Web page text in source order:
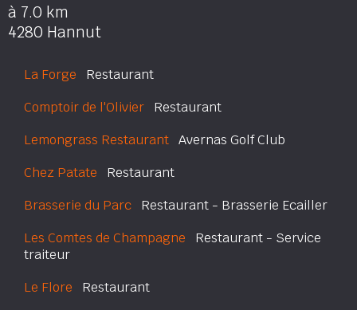
à 7.0 km
4280 Hannut
La Forge Restaurant
Comptoir de l'Olivier Restaurant
Lemongrass Restaurant Avernas Golf Club
Chez Patate Restaurant
Brasserie du Parc Restaurant - Brasserie Ecailler
Les Comtes de Champagne Restaurant - Service
traiteur
Le Flore Restaurant